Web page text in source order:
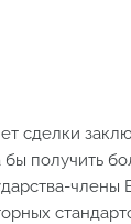
сделки
получить
члены